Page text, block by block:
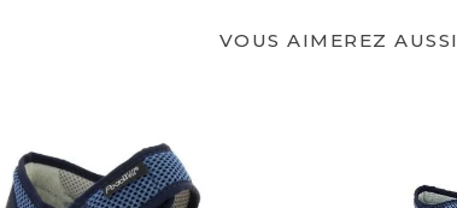
VOUS AIMEREZ AUSSI